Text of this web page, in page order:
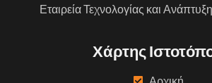
Εταιρεία Τεχνολογίας και
Χάρτης